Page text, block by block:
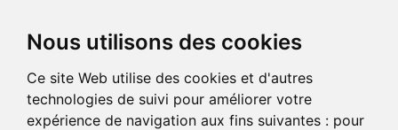
Nous utilisons des cookies
Ce site Web utilise des cookies et d'autres
technologies de suivi pour améliorer votre
expérience de navigation aux fins suivantes : pour